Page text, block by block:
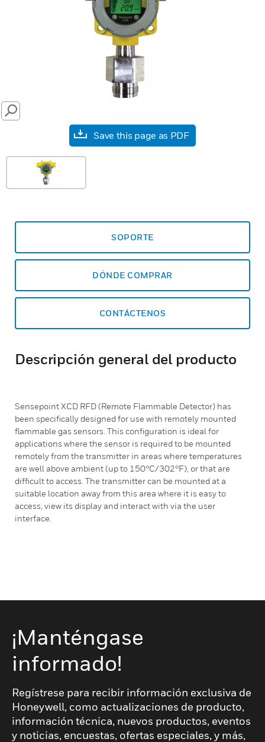
SEARCH
Save this page as PDF
SOPORTE
DÓNDE COMPRAR
CONTÁCTENOS
Descripción general del producto
Sensepoint XCD RFD (Remote Flammable Detector) has
been specifically designed for use with remotely mounted
flammable gas sensors. This configuration is ideal for
applications where the sensor is required to be mounted
remotely from the transmitter in areas where temperatures
are well above ambient (up to 150°C/302°F), or that are
difficult to access. The transmitter can be mounted at a
suitable location away from this area where it is easy to
access, view its display and interact with via the user
interface.
¡Manténgase
informado!
Regístrese para recibir información exclusiva de
Honeywell, como actualizaciones de producto,
información técnica, nuevos productos, eventos
y noticias, encuestas, ofertas especiales, y más,